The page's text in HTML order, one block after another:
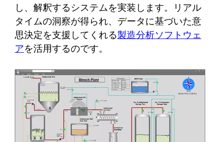
し、解釈するシステムを実装します。リアル
タイムの洞察が得られ、データに基づいた意
思決定を支援してくれる製造分析ソフトウェ
アを活用するのです。